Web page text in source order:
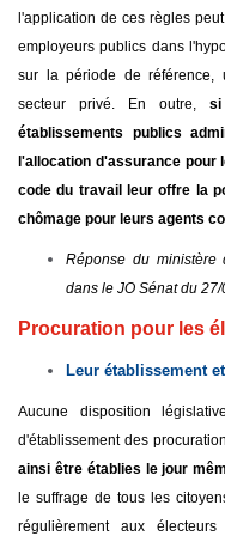
l'application de ces règles
employeurs publics dans
sur la période de référence,
secteur privé. En outre, si
établissements publics
l'allocation d'assurance pour
code du travail leur offre la
chômage pour leurs agents
Réponse du ministère
dans le JO Sénat du
Procuration pour les
Leur établissement
Aucune disposition
d'établissement des
ainsi être établies le jour
le suffrage de tous les
régulièrement aux